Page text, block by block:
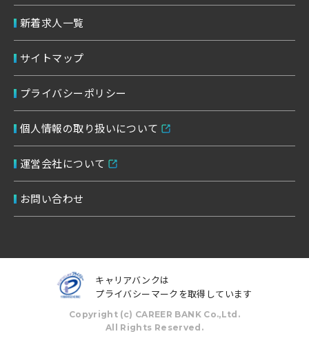
条件をクリアする この内容で検索する
新着求人一覧
サイトマップ
プライバシーポリシー
個人情報の取り扱いについて
運営会社について
お問い合わせ
キャリアバンクは
プライバシーマークを取得しています
Copyright (c) CAREER BANK Co.,Ltd.
All Rights Reserved.